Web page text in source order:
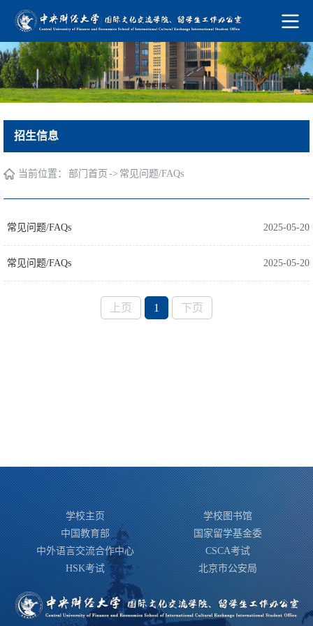
招生信息
当前位置： 部门首页 -> 常见问题/FAQs
2025-05-20
常见问题/FAQs
2025-05-20
常见问题/FAQs
上页 1 下页
学校主页
学校图书馆
中国教育部
国家留学基金委
中外语言交流合作中心
CSCA考试
HSK考试
北京市公安局